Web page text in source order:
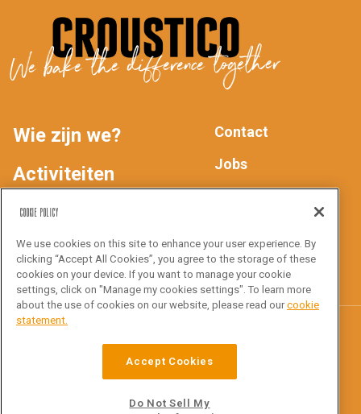
We bake the difference together
MAIN
NAV
Wie zijn we?
Activiteiten
Producten
Inspiratie
FOOTER
Contact
Jobs
Volg ons
Cookie Policy
We use cookies on this site to enhance your user experience. By
clicking “Accept All Cookies”, you agree to the storage of these
cookies on your device. If you want to manage your cookie
settings, click on "Manage my cookies settings". To learn more
about the use of cookies on our website, please read ourcookie
statement.
Accept Cookies
Do Not Sell My